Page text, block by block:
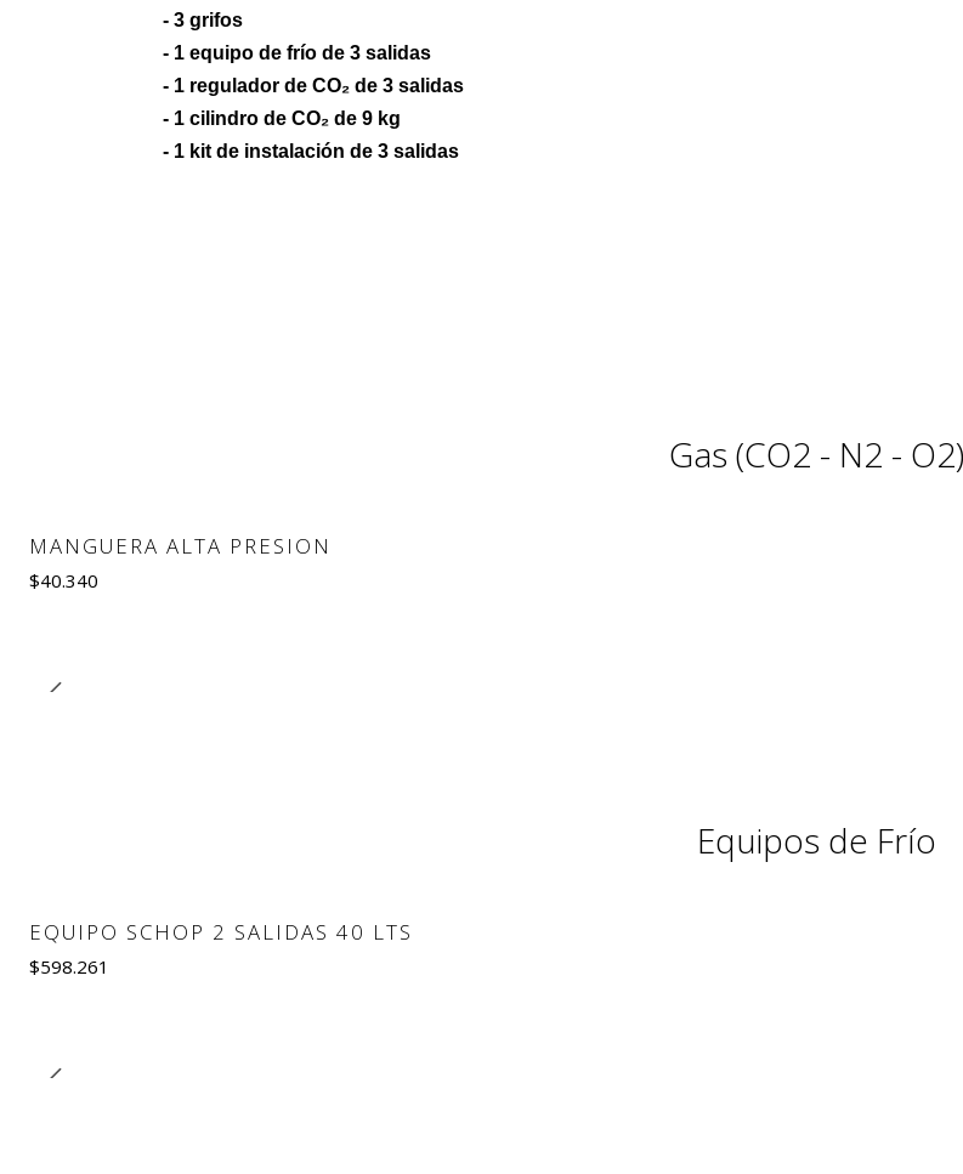
- 3 grifos
- 1 equipo de frío de 3 salidas
- 1 regulador de CO₂ de 3 salidas
- 1 cilindro de CO₂ de 9 kg
- 1 kit de instalación de 3 salidas
Gas (CO2 - N2 - O2)
MANGUERA ALTA PRESION
$40.340
Equipos de Frío
EQUIPO SCHOP 2 SALIDAS 40 LTS
$598.261